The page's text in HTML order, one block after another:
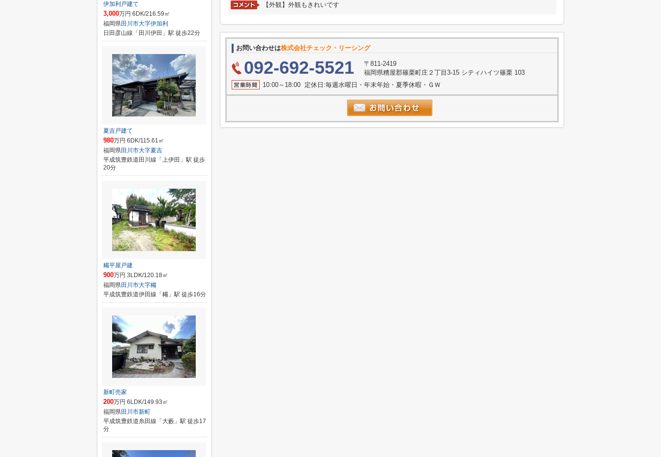
【外観】外観もきれいです
お問い合わせは株式会社チェック・リーシング
092-692-5521
〒811-2419
福岡県糟屋郡篠栗町庄２丁目3-15 シティハイツ篠栗 103
10:00～18:00 定休日:毎週水曜日・年末年始・夏季休暇・ＧＷ
伊加利戸建て
3,000万円 6DK/216.59㎡
福岡県田川市大字伊加利
日田彦山線「田川伊田」駅 徒歩22分
夏吉戸建て
980万円 6DK/115.61㎡
福岡県田川市大字夏吉
平成筑豊鉄道田川線「上伊田」駅 徒歩
20分
糒平屋戸建
900万円 3LDK/120.18㎡
福岡県田川市大字糒
平成筑豊鉄道伊田線「糒」駅 徒歩16分
新町売家
200万円 6LDK/149.93㎡
福岡県田川市新町
平成筑豊鉄道糸田線「大藪」駅 徒歩17
分